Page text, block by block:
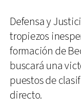
Defensa y
tropiezos
formación de
buscará una
puestos de
directo.